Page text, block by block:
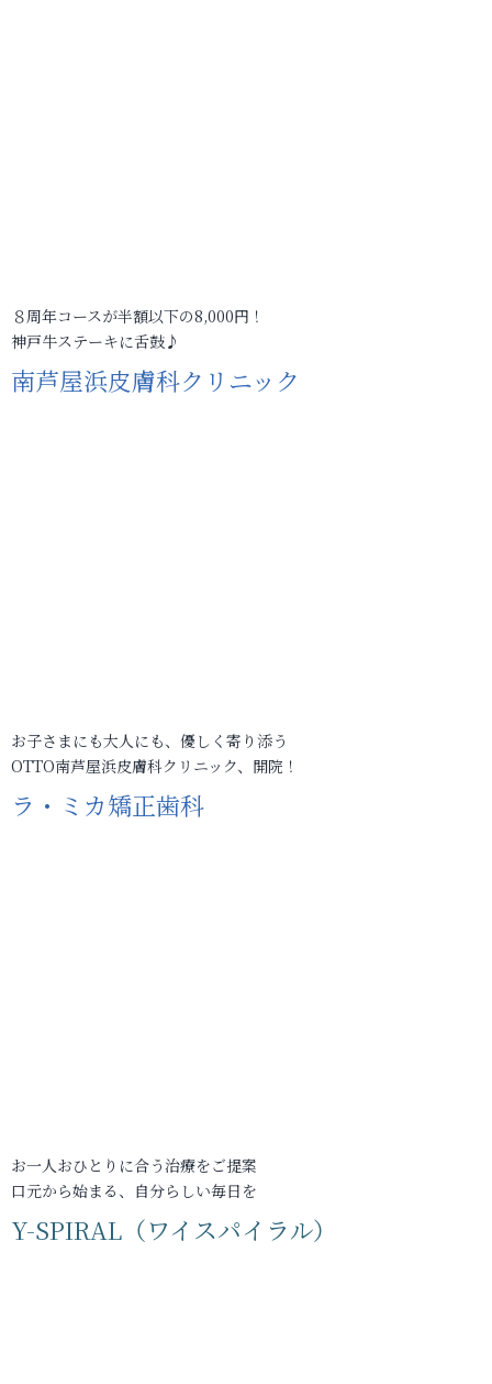
８周年コースが半額以下の8,000円！
神戸牛ステーキに舌鼓♪
南芦屋浜皮膚科クリニック
お子さまにも大人にも、優しく寄り添う
OTTO南芦屋浜皮膚科クリニック、開院！
ラ・ミカ矯正歯科
お一人おひとりに合う治療をご提案
口元から始まる、自分らしい毎日を
Y-SPIRAL（ワイスパイラル）